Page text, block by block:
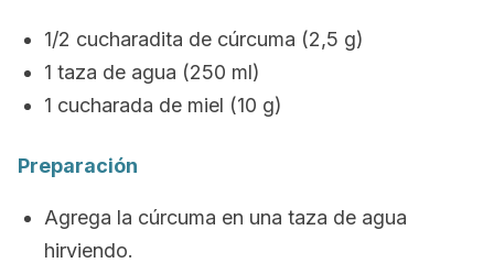
1/2 cucharadita de cúrcuma (2,5 g)
1 taza de agua (250 ml)
1 cucharada de miel (10 g)
Preparación
Agrega la cúrcuma en una taza de agua
hirviendo.